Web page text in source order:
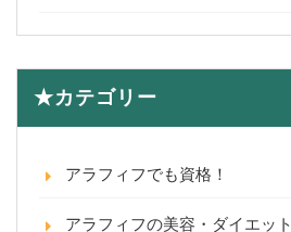
★カテゴリー
アラフィフでも資格！
アラフィフの美容・ダイエット